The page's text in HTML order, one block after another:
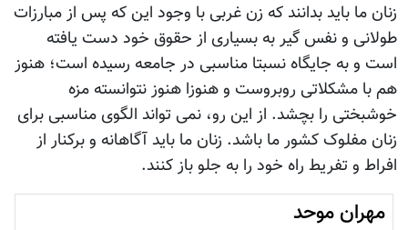
زنان ما باید بدانند که زن غربی با وجود این که پس از مبارزات
طولانی و نفس گیر به بسیاری از حقوق خود دست یافته
است و به جایگاه نسبتا مناسبی در جامعه رسیده است؛ هنوز
هم با مشکلاتی روبروست و هنوزا هنوز نتوانسته مزه
خوشبختی را بچشد. از این رو، نمی تواند الگوی مناسبی برای
زنان مفلوک کشور ما باشد. زنان ما باید آگاهانه و برکنار از
افراط و تفریط راه خود را به جلو باز کنند.
مهران موحد